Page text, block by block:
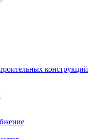
конструкций